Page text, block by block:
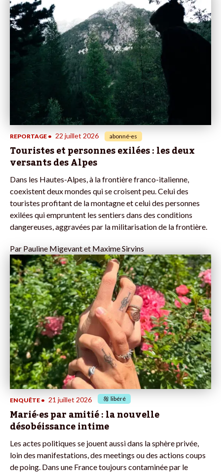
REPORTAGE • 22 juillet 2026 abonné·es
Touristes et personnes exilées : les deux
versants des Alpes
Dans les Hautes-Alpes, à la frontière franco-italienne,
coexistent deux mondes qui se croisent peu. Celui des
touristes profitant de la montagne et celui des personnes
exilées qui empruntent les sentiers dans des conditions
dangereuses, aggravées par la militarisation de la frontière.
Par Pauline Migevant et Maxime Sirvins
ENQUÊTE • 21 juillet 2026 libéré
Marié·es par amitié : la nouvelle
désobéissance intime
Les actes politiques se jouent aussi dans la sphère privée,
loin des manifestations, des meetings ou des actions coups
de poing. Dans une France toujours contaminée par le